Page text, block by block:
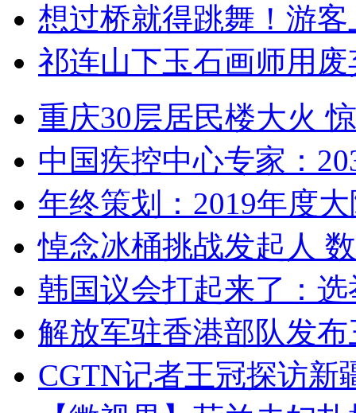
想过桥就得跳舞！游客
祁连山下玉石画师用
重庆30层居民楼大火
中国疾控中心专家：
年终策划：2019年度
悼念冰桶挑战发起人
韩国议会打起来了：
解放军驻香港部队发
CGTN记者王冠探访新